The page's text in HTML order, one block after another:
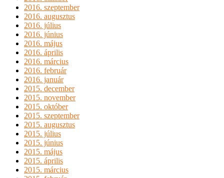
2016. szeptember
2016. augusztus
2016. július
2016. június
2016. május
2016. április
2016. március
2016. február
2016. január
2015. december
2015. november
2015. október
2015. szeptember
2015. augusztus
2015. július
2015. június
2015. május
2015. április
2015. március